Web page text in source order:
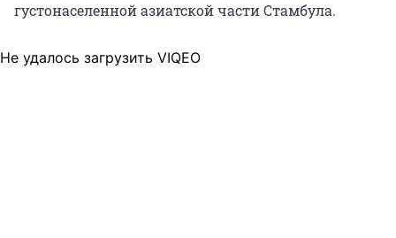
густонаселенной азиатской части Стамбула.
Не удалось загрузить VIQEO